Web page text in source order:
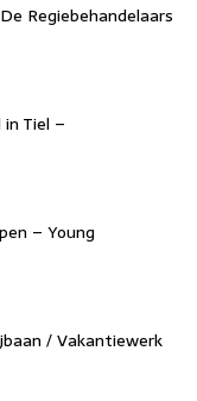
Regiebehandelaars
in Tiel –
– Young
/ Vakantiewerk